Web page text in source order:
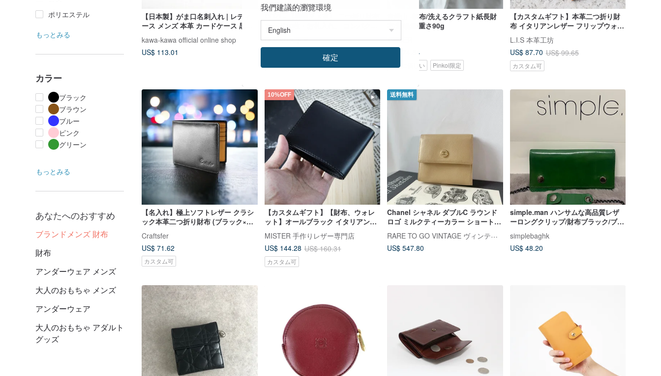
ポリエステル
もっとみる
カラー
ブラック
ブラウン
ブルー
ピンク
グリーン
もっとみる
あなたへのおすすめ
ブランドメンズ 財布
財布
アンダーウェア メンズ
大人のおもちゃ メンズ
アンダーウェア
大人のおもちゃ アダルト
グッズ
【日本製】がま口名刺入れ | レディ
ース メンズ 本革 カードケース 黒
kawa-kawa official online shop
US$ 113.01
カード10枚・お札入れ。 コンパクト
で機能的なミニ財布
COZIのストア
青緑山 -帆布/洗えるクラフト紙長財
布/超軽量/重さ90g
1983ER
US$ 74.84
環境に優しい Pinkoi限定
【カスタムギフト】本革二つ折り財
布 イタリアンレザー フリップウォレ
ット 4 色 父の日ギフト
L.I.S 本革工坊
US$ 87.70 US$ 99.65
カスタム可
【名入れ】極上ソフトレザー クラシ
ック本革二つ折り財布 (ブラック×ブ
ラウン)
Craftsfer
US$ 71.62
カスタム可
10%OFF
【カスタムギフト】【財布、ウォレ
ット】オールブラック イタリアンベ
ジタブルタンニンレザー 名入れ刻印
MISTER 手作りレザー専門店
US$ 144.28 US$ 160.31
カスタム可
送料無料
Chanel シャネル ダブルC ラウンド
ロゴ ミルクティーカラー ショートウ
ォレット オリジナルボックス付き 日
本中古品
RARE TO GO VINTAGE ヴィンテージセレクトショップ
US$ 547.80
simple.man ハンサムな高品質レザ
ーロングクリップ/財布ブラック/ブラ
ウン/グリーン
simplebaghk
US$ 48.20
我們建議的瀏覽環境
確定